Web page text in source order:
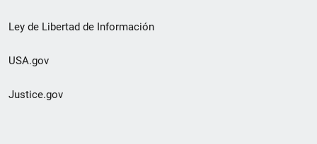
Ley de Libertad de Información
USA.gov
Justice.gov